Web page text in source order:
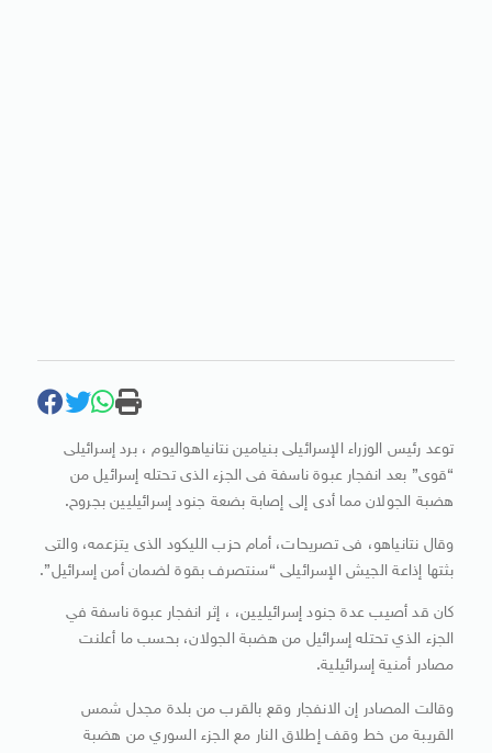
توعد رئيس الوزراء الإسرائيلى بنيامين نتانياهواليوم ، برد إسرائيلى
“قوى” بعد انفجار عبوة ناسفة فى الجزء الذى تحتله إسرائيل من
هضبة الجولان مما أدى إلى إصابة بضعة جنود إسرائيليين بجروح.
وقال نتانياهو، فى تصريحات، أمام حزب الليكود الذى يتزعمه، والتى
بثتها إذاعة الجيش الإسرائيلى “سنتصرف بقوة لضمان أمن إسرائيل”.
كان قد أصيب عدة جنود إسرائيليين، ، إثر انفجار عبوة ناسفة في
الجزء الذي تحتله إسرائيل من هضبة الجولان، بحسب ما أعلنت
مصادر أمنية إسرائيلية.
وقالت المصادر إن الانفجار وقع بالقرب من بلدة مجدل شمس
القريبة من خط وقف إطلاق النار مع الجزء السوري من هضبة